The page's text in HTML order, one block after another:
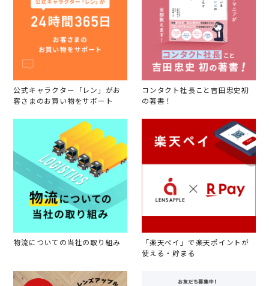
公式キャラクター「レン」がお
客さまのお買い物をサポート
コンタクト社長こと吉田忠史初
の著書！
物流についての当社の取り組み
「楽天ペイ」で楽天ポイントが
使える・貯まる